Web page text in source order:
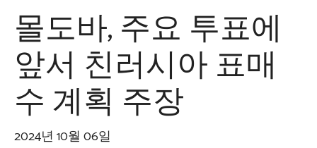
몰도바, 주요 투표에
앞서 친러시아 표매
수 계획 주장
2024년 10월 06일